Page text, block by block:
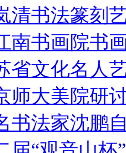
清书法篆刻
南书画院书
省文化名人
师大美院研
书法家沈鹏